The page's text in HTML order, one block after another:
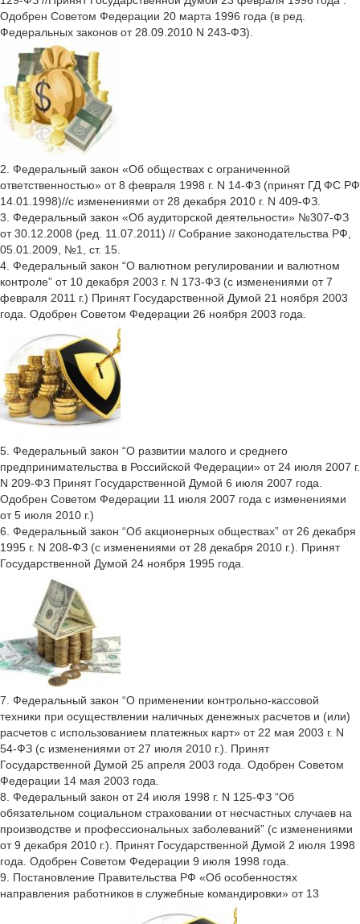
Одобрен Советом Федерации 20 марта 1996 года (в ред.
Федеральных законов от 28.09.2010 N 243-ФЗ).
2. Федеральный закон «Об обществах с ограниченной
ответственностью» от 8 февраля 1998 г. N 14-ФЗ (принят ГД ФС РФ
14.01.1998)//с изменениями от 28 декабря 2010 г. N 409-ФЗ.
3. Федеральный закон «Об аудиторской деятельности» №307-ФЗ
от 30.12.2008 (ред. 11.07.2011) // Собрание законодательства РФ,
05.01.2009, №1, ст. 15.
4. Федеральный закон “О валютном регулировании и валютном
контроле” от 10 декабря 2003 г. N 173-ФЗ (с изменениями от 7
февраля 2011 г.) Принят Государственной Думой 21 ноября 2003
года. Одобрен Советом Федерации 26 ноября 2003 года.
5. Федеральный закон “О развитии малого и среднего
предпринимательства в Российской Федерации» от 24 июля 2007 г.
N 209-ФЗ Принят Государственной Думой 6 июля 2007 года.
Одобрен Советом Федерации 11 июля 2007 года с изменениями
от 5 июля 2010 г.)
6. Федеральный закон “Об акционерных обществах” от 26 декабря
1995 г. N 208-ФЗ (с изменениями от 28 декабря 2010 г.). Принят
Государственной Думой 24 ноября 1995 года.
7. Федеральный закон “О применении контрольно-кассовой
техники при осуществлении наличных денежных расчетов и (или)
расчетов с использованием платежных карт» от 22 мая 2003 г. N
54-ФЗ (с изменениями от 27 июля 2010 г.). Принят
Государственной Думой 25 апреля 2003 года. Одобрен Советом
Федерации 14 мая 2003 года.
8. Федеральный закон от 24 июля 1998 г. N 125-ФЗ “Об
обязательном социальном страховании от несчастных случаев на
производстве и профессиональных заболеваний” (с изменениями
от 9 декабря 2010 г.). Принят Государственной Думой 2 июля 1998
года. Одобрен Советом Федерации 9 июля 1998 года.
9. Постановление Правительства РФ «Об особенностях
направления работников в служебные командировки» от 13